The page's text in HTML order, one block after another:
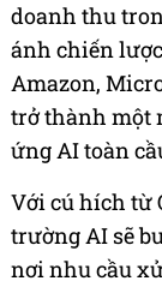
doanh thu
ánh chiến
Amazon,
trở thành một
ứng AI toàn
Với cú hích từ
trường AI sẽ
nơi nhu cầu